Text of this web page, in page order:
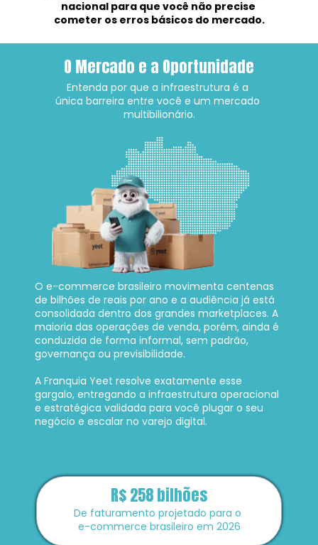
nacional para que você não precise
cometer os erros básicos do mercado.
O Mercado e a Oportunidade
Entenda por que a infraestrutura é a
única barreira entre você e um mercado
multibilionário.
O e-commerce brasileiro movimenta centenas
de bilhões de reais por ano e a audiência já está
consolidada dentro dos grandes marketplaces. A
maioria das operações de venda, porém, ainda é
conduzida de forma informal, sem padrão,
governança ou previsibilidade.
A Franquia Yeet resolve exatamente esse
gargalo, entregando a infraestrutura operacional
e estratégica validada para você plugar o seu
negócio e escalar no varejo digital.
R$ 258 bilhões
De faturamento projetado para o
e-commerce brasileiro em 2026